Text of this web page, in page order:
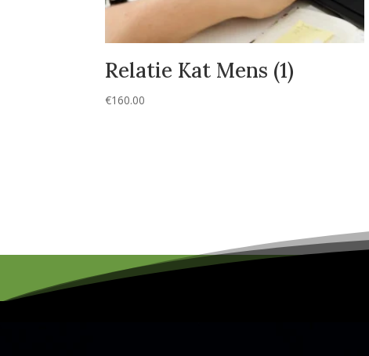
Relatie Kat Mens (1)
€160.00